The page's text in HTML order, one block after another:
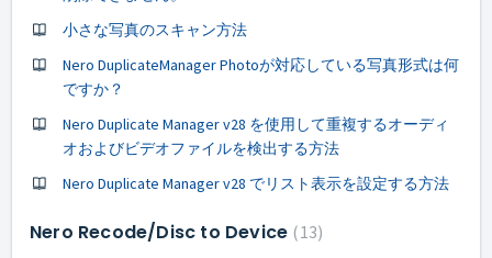
小さな写真のスキャン方法
Nero DuplicateManager Photoが対応している写真形式は何
ですか？
Nero Duplicate Manager v28 を使用して重複するオーディ
オおよびビデオファイルを検出する方法
Nero Duplicate Manager v28 でリスト表示を設定する方法
Nero Recode/Disc to Device 13